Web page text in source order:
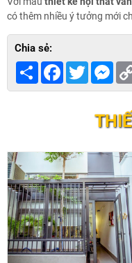
có thêm nhiều ý tưởng mới
Chia sẻ:
Share Facebook
Twitter